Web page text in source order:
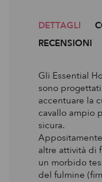
DETTAGLI
RECENSIONI
Gli Essential
sono
accentuare la
cavallo ampio
sicura.
altre attività di
un morbido
del fulmine